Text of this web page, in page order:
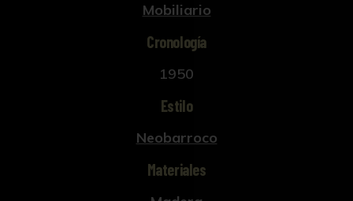
Mobiliario
Cronología
1950
Estilo
Neobarroco
Materiales